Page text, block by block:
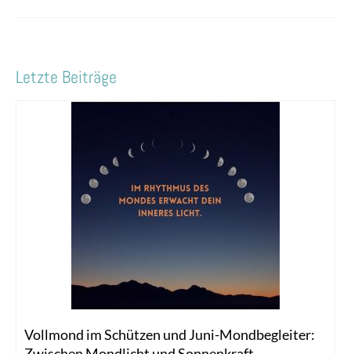
Letzte Beiträge
Vollmond im Schützen und Juni-Mondbegleiter: